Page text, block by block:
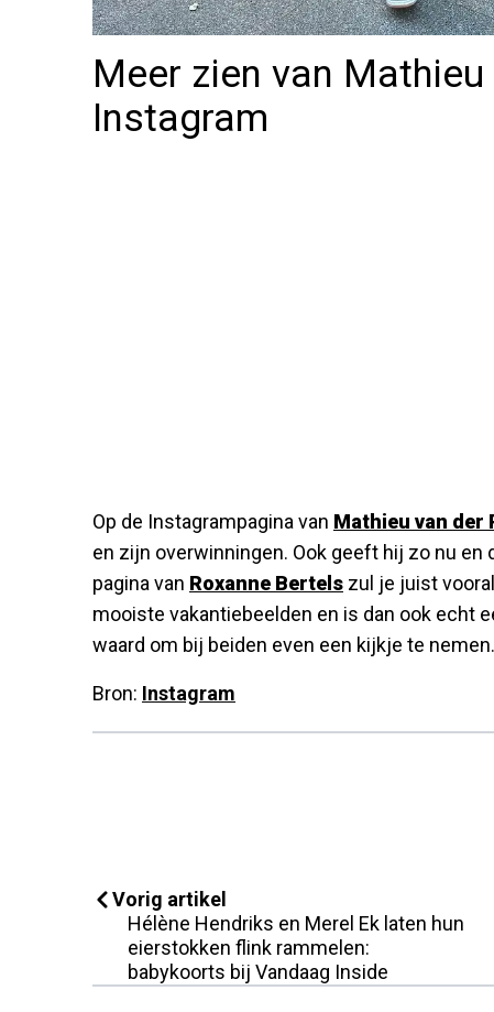
Meer zien van
Instagram
Op de Instagrampagina van Mathieu van der
en zijn overwinningen. Ook geeft hij zo nu en
pagina van Roxanne Bertels zul je juist
mooiste vakantiebeelden en is dan ook echt
waard om bij beiden even een kijkje te nemen.
Bron: Instagram
Vorig artikel
Hélène Hendriks en Merel Ek laten hun
eierstokken flink rammelen:
babykoorts bij Vandaag Inside